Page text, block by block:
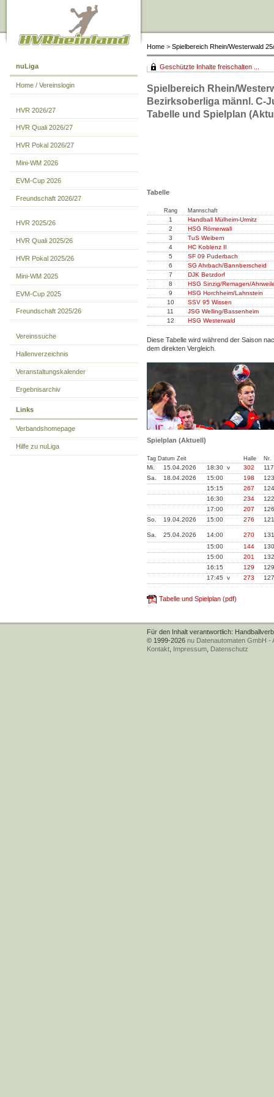
Home > Spielbereich Rhein/Westerwald
nuLiga
Home / Vereinslogin
HVR 2026/27
HVR Quali 2026/27
HVR Pokal 2026/27
Mini-WM 2026
EVM-Cup 2026
Freundschaft 2026/27
HVR 2025/26
HVR Quali 2025/26
HVR Pokal 2025/26
Mini-WM 2025
EVM-Cup 2025
Freundschaft 2025/26
Vereinssuche
Hallenverzeichnis
Veranstaltungskalender
Ergebnisarchiv
Links
Verbandshomepage
Hilfe zu nuLiga
Geschützte Inhalte freischalten ...
Spielbereich Rhein/
Bezirksoberliga männl. C-
Tabelle und Spielplan
Tabelle
Rang Mannschaft
1
Handball Mülheim-Urmitz
2
HSG Römerwall
3
TuS Weibern
4
HC Koblenz II
5
SF 09 Puderbach
6
SG Ahrbach/Bannberscheid
7
DJK Betzdorf
8
HSG Sinzig/Remagen/
9
HSG Horchheim/Lahnstein
10
SSV 95 Wissen
11
JSG Welling/Bassenheim
12
HSG Westerwald
Diese Tabelle wird während der Saison
dem direkten Vergleich.
Spielplan (Aktuell)
Tag Datum Zeit Halle Nr.
Mi. 15.04.2026 18:30 v 302
117
Sa.
18.04.2026 15:00 198
123
15:15
267
124
16:30
234
122
17:00
207
126
So.
19.04.2026 15:00 276 121
Sa. 25.04.2026 14:00 270
131
15:00
144
130
15:00
201
132
16:15
129
129
17:45 v
273 127
Tabelle und Spielplan (pdf)
Für den Inhalt verantwortlich:
© 1999-2026 nu Datenautomaten GmbH -
Kontakt Impressum Datenschutz